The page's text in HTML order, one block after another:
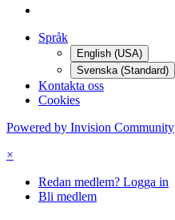
Språk
English (USA)
Svenska (Standard)
Kontakta oss
Cookies
Powered by Invision Community
×
Redan medlem? Logga in
Bli medlem